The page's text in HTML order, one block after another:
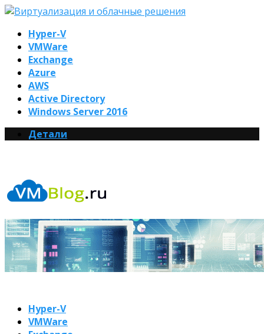
Hyper-V
VMWare
Exchange
Azure
AWS
Active Directory
Windows Server 2016
Детали
Hyper-V
VMWare